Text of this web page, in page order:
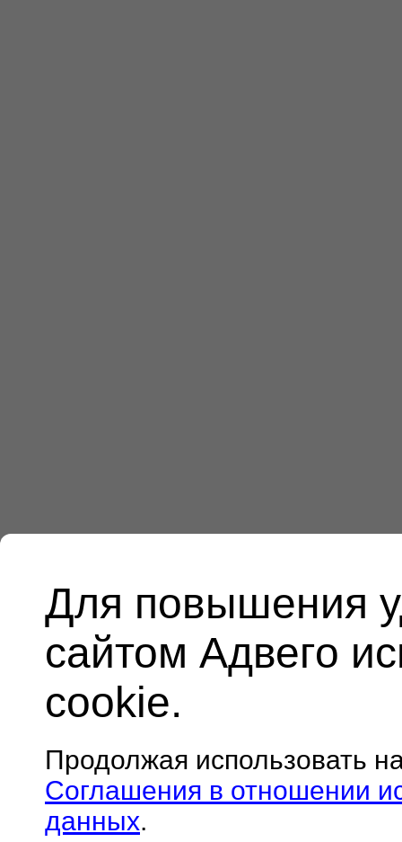
Для повышения
сайтом Адвего
cookie.
Продолжая использовать
Соглашения в отношении
данных.